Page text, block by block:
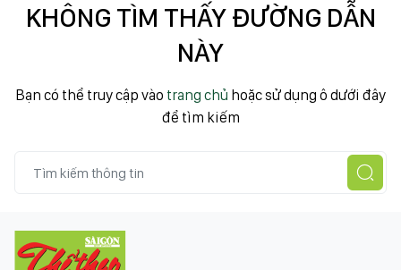
KHÔNG TÌM THẤY ĐƯỜNG DẪN
NÀY
Bạn có thể truy cập vào trang chủ hoặc sử dụng ô dưới đây
để tìm kiếm